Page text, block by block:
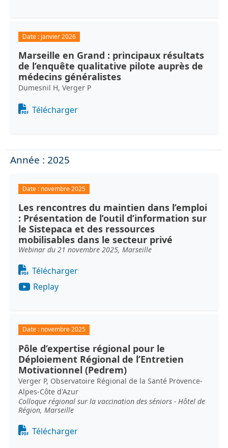
Date : janvier 2026
Marseille en Grand : principaux résultats
de l’enquête qualitative pilote auprès de
médecins généralistes
Dumesnil H, Verger P
Document
Télécharger
Année : 2025
Date : novembre 2025
Les rencontres du maintien dans l’emploi
: Présentation de l’outil d’information sur
le Sistepaca et des ressources
mobilisables dans le secteur privé
Webinar du 21 novembre 2025, Marseille
Document
Télécharger
Replay
Date : novembre 2025
Pôle d’expertise régional pour le
Déploiement Régional de l’Entretien
Motivationnel (Pedrem)
Verger P, Observatoire Régional de la Santé Provence-
Alpes-Côte d'Azur
Colloque régional sur la vaccination des séniors - Hôtel de
Région, Marseille
Document
Télécharger